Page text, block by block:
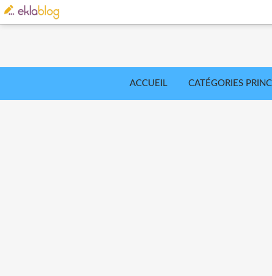
ACCUEIL CATÉGORIES